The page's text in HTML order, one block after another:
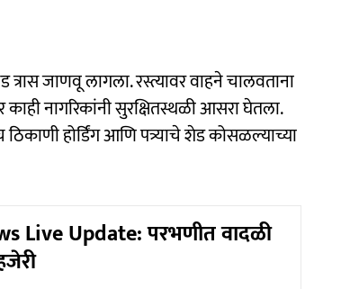
त्रास जाणवू लागला. रस्त्यावर वाहने चालवताना
नागरिकांनी सुरक्षितस्थळी आसरा घेतला.
होर्डिंग आणि पत्र्याचे शेड कोसळल्याच्या
Live Update: परभणीत वादळी